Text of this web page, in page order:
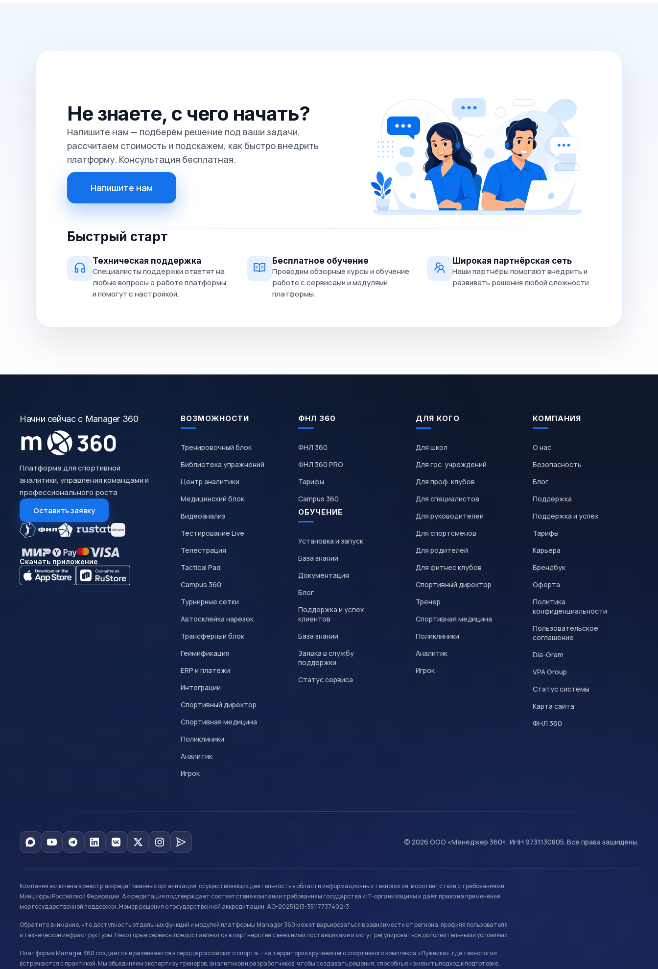
Не знаете, с чего начать?
Напишите нам — подберём решение под ваши задачи,
рассчитаем стоимость и подскажем, как быстро внедрить
платформу. Консультация бесплатная.
Напишите нам
Быстрый старт
Техническая поддержка
Специалисты поддержки ответят на
любые вопросы о работе платформы
и помогут с настройкой.
Бесплатное обучение
Проводим обзорные курсы и обучение
работе с сервисами и модулями
платформы.
Широкая партнёрская сеть
Наши партнёры помогают внедрить и
развивать решения любой сложности.
Начни сейчас с Manager 360
Платформа для спортивной
аналитики, управления командами и
профессионального роста
Оставить заявку
Скачать приложение
ВОЗМОЖНОСТИ
Тренировочный блок
Библиотека упражнений
Центр аналитики
Медицинский блок
Видеоанализ
Тестирование Live
Телестрация
Tactical Pad
Campus 360
Турнирные сетки
Автосклейка нарезок
Трансферный блок
Геймификация
ERP и платежи
Интеграции
Спортивный директор
Спортивная медицина
Поликлиники
Аналитик
Игрок
ФНЛ 360
ФНЛ 360
ФНЛ 360 PRO
Тарифы
Campus 360
ОБУЧЕНИЕ
Установка и запуск
База знаний
Документация
Блог
Поддержка и успех
клиентов
База знаний
Заявка в службу
поддержки
Статус сервиса
ДЛЯ КОГО
Для школ
Для гос. учреждений
Для проф. клубов
Для специалистов
Для руководителей
Для спортсменов
Для родителей
Для фитнес клубов
Спортивный директор
Тренер
Спортивная медицина
Поликлиники
Аналитик
Игрок
КОМПАНИЯ
О нас
Безопасность
Блог
Поддержка
Поддержка и успех
Тарифы
Карьера
Брендбук
Оферта
Политика
конфиденциальности
Пользовательское
соглашение
Dia-Gram
VPA Group
Статус системы
Карта сайта
ФНЛ 360
© 2026 ООО «Менеджер 360», ИНН 9731130805. Все права защищены.
Компания включена в реестр аккредитованных организаций, осуществляющих деятельность в области информационных технологий, в соответствии с требованиями
Минцифры Российской Федерации. Аккредитация подтверждает соответствие компании требованиям государства к IT-организациям и даёт право на применение
мер государственной поддержки. Номер решения о государственной аккредитации: АО-20251213-35117737402-3
Обратите внимание, что доступность отдельных функций и модулей платформы Manager 360 может варьироваться в зависимости от региона, профиля пользователя
и технической инфраструктуры. Некоторые сервисы предоставляются в партнёрстве с внешними поставщиками и могут регулироваться дополнительными условиями.
Платформа Manager 360 создаётся и развивается в сердце российского спорта — на территории крупнейшего спортивного комплекса «Лужники», где технологии
встречаются с практикой. Мы объединяем экспертизу тренеров, аналитиков и разработчиков, чтобы создавать решения, способные изменить подход к подготовке,